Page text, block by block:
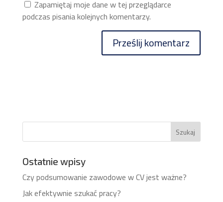
Zapamiętaj moje dane w tej przeglądarce
podczas pisania kolejnych komentarzy.
Ostatnie wpisy
Czy podsumowanie zawodowe w CV jest ważne?
Jak efektywnie szukać pracy?